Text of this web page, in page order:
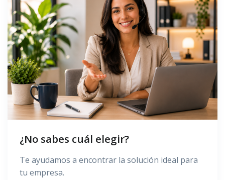
¿No sabes cuál elegir?
Te ayudamos a encontrar la solución ideal para
tu empresa.